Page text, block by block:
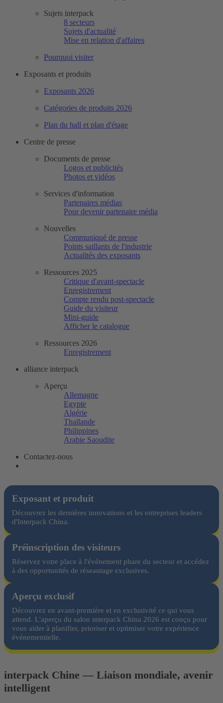
Sujets interpack
8 secteurs
Sujets d'actualité
Mise en relation d'affaires
Pourquoi visiter
Exposants et produits
Exposants 2026
Catégories de produits 2026
Plan du hall et plan d'étage
Centre de presse
Documents de presse
Logos et publicités
Photos et vidéos
Services d'information
Partenaires médias
Pour devenir partenaire média
Nouvelles
Communiqué de presse
Points saillants de l'industrie
Actualités des exposants
Ressources 2025
Critique d'avant-spectacle
Enregistrement
Compte rendu post-spectacle
Guide du visiteur
Mini-guide
Afficher le catalogue
Ressources 2026
Enregistrement
alliance interpack
Aperçu
Allemagne
Egypte
Algérie
Thaïlande
Philippines
Arabie Saoudite
Contactez-nous
Exposant et produit
Découvrez les dernières innovations et les entreprises leaders
d'Interpack China.
Préinscription des visiteurs
Réservez votre place à l'événement phare du secteur et accédez
à des opportunités de réseautage exclusives.
Aperçu exclusif
Découvrez en avant-première et en exclusivité ce qui vous
attend. L'aperçu du salon interpack China 2026 est conçu pour
vous aider à planifier, prioriser et optimiser votre expérience
événementielle.
interpack Chine — Liaison mondiale, avenir
intelligent